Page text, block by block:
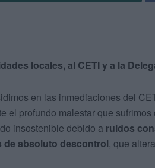
locales, al CETI y a la
en las inmediaciones del
el profundo malestar que
insostenible debido a ruidos
de absoluto descontrol, que